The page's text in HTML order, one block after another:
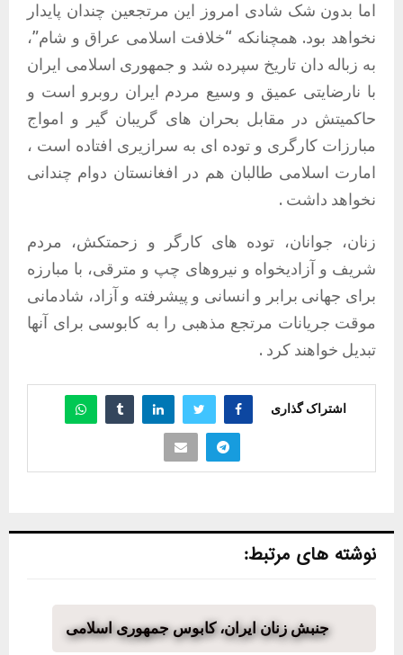
اما بدون شک شادی امروز این مرتجعین چندان پایدار
نخواهد بود. همچنانکه “خلافت اسلامی عراق و شام”،
به زباله دان تاریخ سپرده شد و جمهوری اسلامی ایران
با نارضایتی عمیق و وسیع مردم ایران روبرو است و
حاکمیتش در مقابل بحران های گریبان گیر و امواج
مبارزات کارگری و توده ای به سرازیری افتاده است ،
امارت اسلامی طالبان هم در افغانستان دوام چندانی
نخواهد داشت .
زنان، جوانان، توده های کارگر و زحمتکش، مردم
شریف و آزادیخواه و نیروهای چپ و مترقی، با مبارزه
برای جهانی برابر و انسانی و پیشرفته و آزاد، شادمانی
موقت جریانات مرتجع مذهبی را به کابوسی برای آنها
تبدیل خواهند کرد .
اشتراک گذاری
نوشته های مرتبط:
جنبش زنان ایران، کابوس جمهوری اسلامی